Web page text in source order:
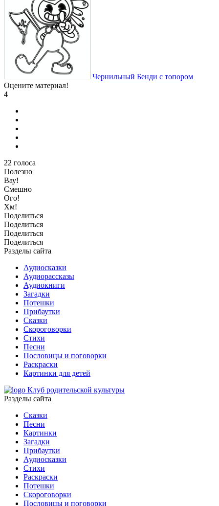
Чернильный Бенди с топором
Оцените материал!
4
22 голоса
Полезно
Вау!
Смешно
Ого!
Хм!
Поделиться
Поделиться
Поделиться
Поделиться
Разделы сайта
Аудиосказки
Аудиорассказы
Аудиокниги
Загадки
Потешки
Прибаутки
Сказки
Скороговорки
Стихи
Песни
Пословицы и поговорки
Раскраски
Картинки для детей
Клуб родительской культуры
Разделы сайта
Сказки
Песни
Картинки
Загадки
Прибаутки
Аудиосказки
Стихи
Раскраски
Потешки
Скороговорки
Пословицы и поговорки